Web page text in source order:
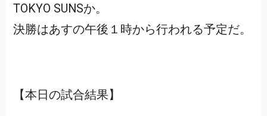
TOKYO SUNSか。
決勝はあすの午後１時から行われる予定だ。
【本日の試合結果】